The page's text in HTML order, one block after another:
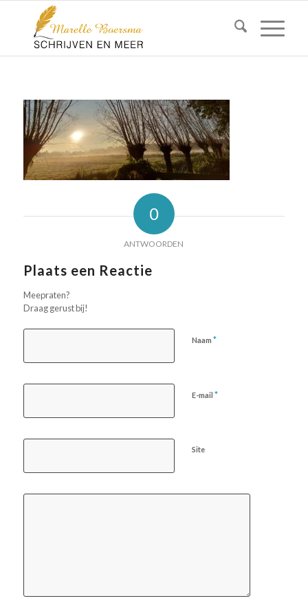
0
ANTWOORDEN
Plaats een Reactie
Meepraten?
Draag gerust bij!
Naam *
E-mail *
Site